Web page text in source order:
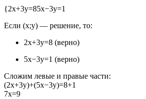
{2x+3y=85x−3y=1
Если (x;y) — решение, то:
2x+3y=8 (верно)
5x−3y=1 (верно)
Сложим левые и правые части:
(2x+3y)+(5x−3y)=8+1
7x=9